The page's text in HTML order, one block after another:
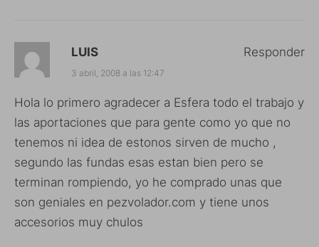
LUIS
3 abril, 2008 a las 12:47
Hola lo primero agradecer a Esfera todo el trabajo y
las aportaciones que para gente como yo que no
tenemos ni idea de estonos sirven de mucho ,
segundo las fundas esas estan bien pero se
terminan rompiendo, yo he comprado unas que
son geniales en pezvolador.com y tiene unos
accesorios muy chulos
Responder